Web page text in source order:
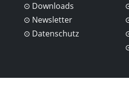
Downloads
Newsletter
Datenschutz